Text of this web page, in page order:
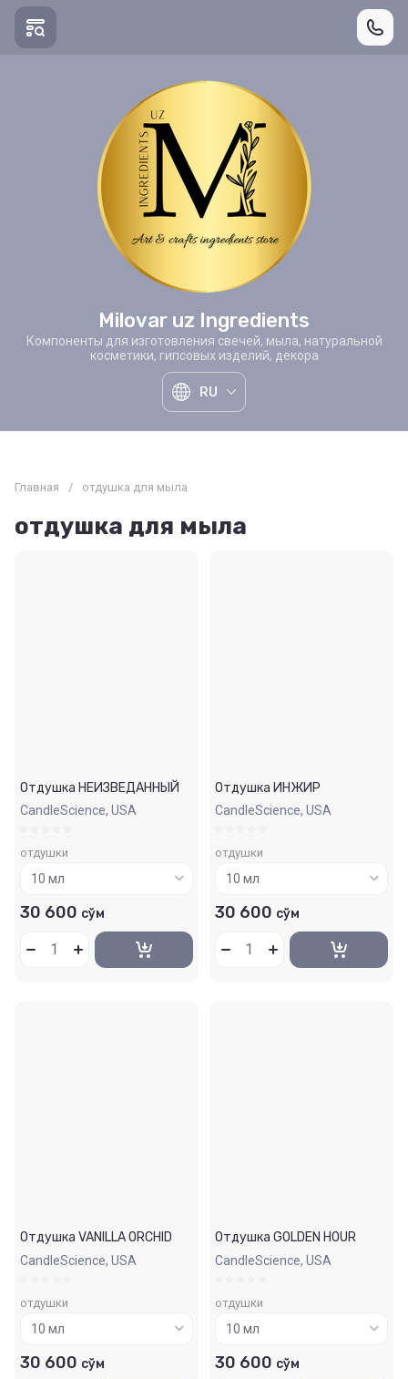
Milovar uz Ingredients
Компоненты для изготовления свечей, мыла, натуральной
косметики, гипсовых изделий, декора
RU
Главная / отдушка для мыла
отдушка для мыла
Отдушка НЕИЗВЕДАННЫЙ
CandleScience, USA
отдушки
30 600 сўм
Отдушка ИНЖИР
CandleScience, USA
отдушки
30 600 сўм
Отдушка VANILLA ORCHID
CandleScience, USA
отдушки
30 600 сўм
Отдушка GOLDEN HOUR
CandleScience, USA
отдушки
30 600 сўм